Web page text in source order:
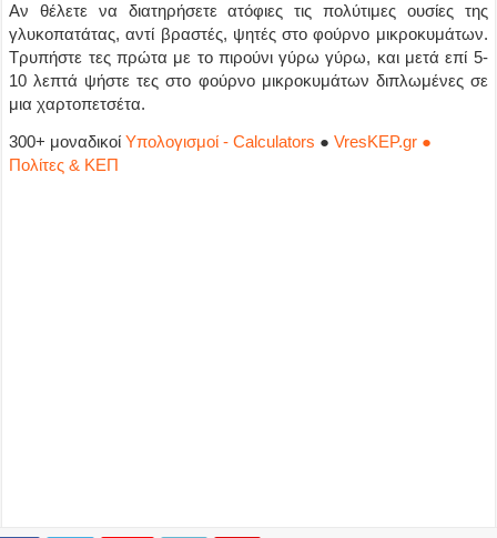
Αν θέλετε να διατηρήσετε ατόφιες τις πολύτιμες ουσίες της
γλυκοπατάτας, αντί βραστές, ψητές στο φούρνο μικροκυμάτων.
Τρυπήστε τες πρώτα με το πιρούνι γύρω γύρω, και μετά επί 5-
10 λεπτά ψήστε τες στο φούρνο μικροκυμάτων διπλωμένες σε
μια χαρτοπετσέτα.
300+ μοναδικοίΥπολογισμοί - Calculators ●VresKEP.gr ●
Πολίτες & ΚΕΠ